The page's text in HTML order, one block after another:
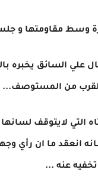
وسط مقاومتها و
علي السائق يخبره
من المستوصف...
التي لايتوقف
انعقد ما ان رأي
عنه ...